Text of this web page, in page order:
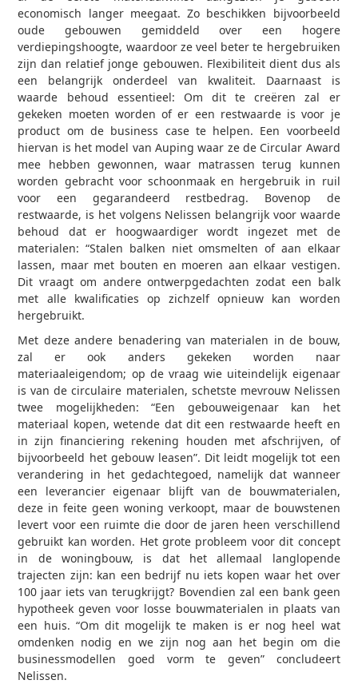
economisch langer meegaat. Zo beschikken bijvoorbeeld
oude gebouwen gemiddeld over een hogere
verdiepingshoogte, waardoor ze veel beter te hergebruiken
zijn dan relatief jonge gebouwen. Flexibiliteit dient dus als
een belangrijk onderdeel van kwaliteit. Daarnaast is
waarde behoud essentieel: Om dit te creëren zal er
gekeken moeten worden of er een restwaarde is voor je
product om de business case te helpen. Een voorbeeld
hiervan is het model van Auping waar ze de Circular Award
mee hebben gewonnen, waar matrassen terug kunnen
worden gebracht voor schoonmaak en hergebruik in ruil
voor een gegarandeerd restbedrag. Bovenop de
restwaarde, is het volgens Nelissen belangrijk voor waarde
behoud dat er hoogwaardiger wordt ingezet met de
materialen: “Stalen balken niet omsmelten of aan elkaar
lassen, maar met bouten en moeren aan elkaar vestigen.
Dit vraagt om andere ontwerpgedachten zodat een balk
met alle kwalificaties op zichzelf opnieuw kan worden
hergebruikt.
Met deze andere benadering van materialen in de bouw,
zal er ook anders gekeken worden naar
materiaaleigendom; op de vraag wie uiteindelijk eigenaar
is van de circulaire materialen, schetste mevrouw Nelissen
twee mogelijkheden: “Een gebouweigenaar kan het
materiaal kopen, wetende dat dit een restwaarde heeft en
in zijn financiering rekening houden met afschrijven, of
bijvoorbeeld het gebouw leasen”. Dit leidt mogelijk tot een
verandering in het gedachtegoed, namelijk dat wanneer
een leverancier eigenaar blijft van de bouwmaterialen,
deze in feite geen woning verkoopt, maar de bouwstenen
levert voor een ruimte die door de jaren heen verschillend
gebruikt kan worden. Het grote probleem voor dit concept
in de woningbouw, is dat het allemaal langlopende
trajecten zijn: kan een bedrijf nu iets kopen waar het over
100 jaar iets van terugkrijgt? Bovendien zal een bank geen
hypotheek geven voor losse bouwmaterialen in plaats van
een huis. “Om dit mogelijk te maken is er nog heel wat
omdenken nodig en we zijn nog aan het begin om die
businessmodellen goed vorm te geven” concludeert
Nelissen.